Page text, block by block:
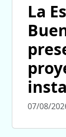
La
07/08/